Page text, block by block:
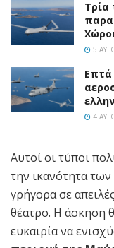
Τρία
5
Επτά
4
Αυτοί οι τύποι
την ικανότητα
γρήγορα σε
θέατρο. Η άσκηση
ευκαιρία να